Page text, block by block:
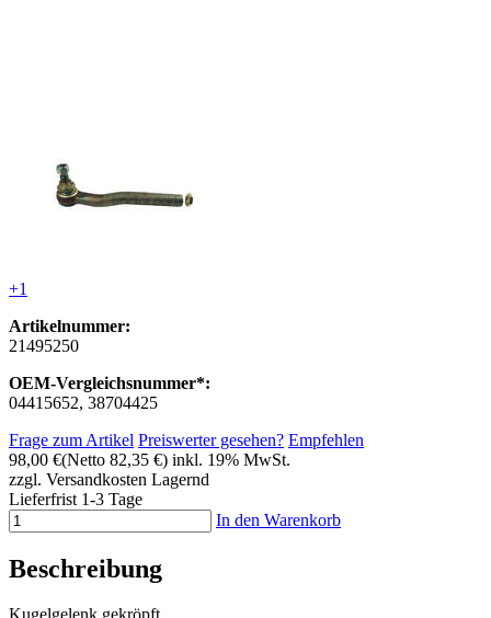
+1
Artikelnummer:
21495250
OEM-Vergleichsnummer*:
04415652, 38704425
Frage zum Artikel Preiswerter gesehen? Empfehlen
98,00 €(Netto 82,35 €) inkl. 19% MwSt.
zzgl. Versandkosten Lagernd
Lieferfrist 1-3 Tage
In den Warenkorb
Beschreibung